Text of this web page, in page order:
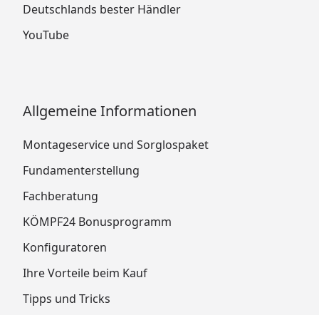
Deutschlands bester Händler
YouTube
Allgemeine Informationen
Montageservice und Sorglospaket
Fundamenterstellung
Fachberatung
KÖMPF24 Bonusprogramm
Konfiguratoren
Ihre Vorteile beim Kauf
Tipps und Tricks